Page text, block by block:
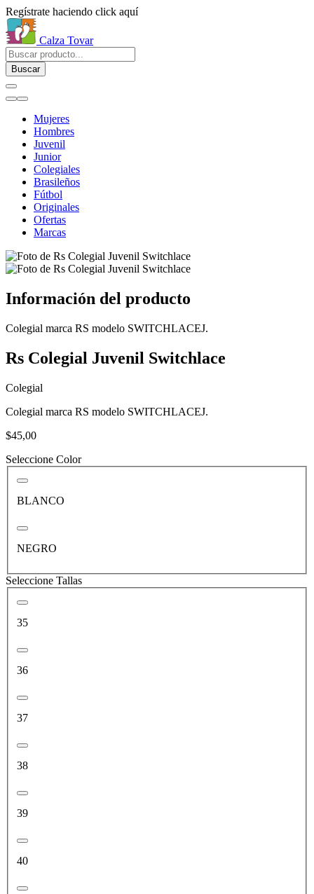
Regístrate haciendo click aquí
Calza Tovar
Buscar
Mujeres
Hombres
Juvenil
Junior
Colegiales
Brasileños
Fútbol
Originales
Ofertas
Marcas
Información del producto
Colegial marca RS modelo SWITCHLACEJ.
Rs Colegial Juvenil Switchlace
Colegial
Colegial marca RS modelo SWITCHLACEJ.
$45,00
Seleccione Color
BLANCO
NEGRO
Seleccione Tallas
35
36
37
38
39
40